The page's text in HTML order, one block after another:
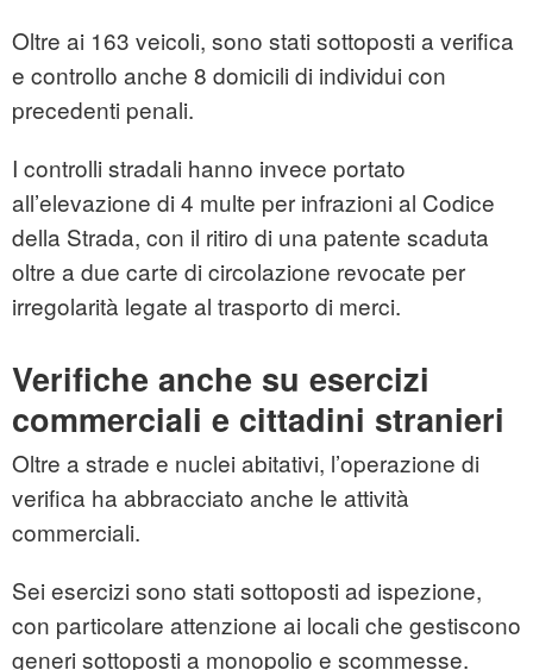
Oltre ai 163 veicoli, sono stati sottoposti a verifica
e controllo anche 8 domicili di individui con
precedenti penali.
I controlli stradali hanno invece portato
all’elevazione di 4 multe per infrazioni al Codice
della Strada, con il ritiro di una patente scaduta
oltre a due carte di circolazione revocate per
irregolarità legate al trasporto di merci.
Verifiche anche su esercizi
commerciali e cittadini stranieri
Oltre a strade e nuclei abitativi, l’operazione di
verifica ha abbracciato anche le attività
commerciali.
Sei esercizi sono stati sottoposti ad ispezione,
con particolare attenzione ai locali che gestiscono
generi sottoposti a monopolio e scommesse.